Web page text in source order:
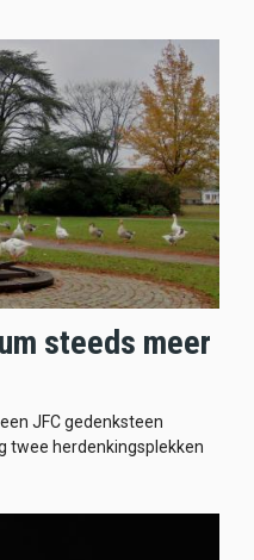
steeds meer
JFC gedenksteen
twee herdenkingsplekken